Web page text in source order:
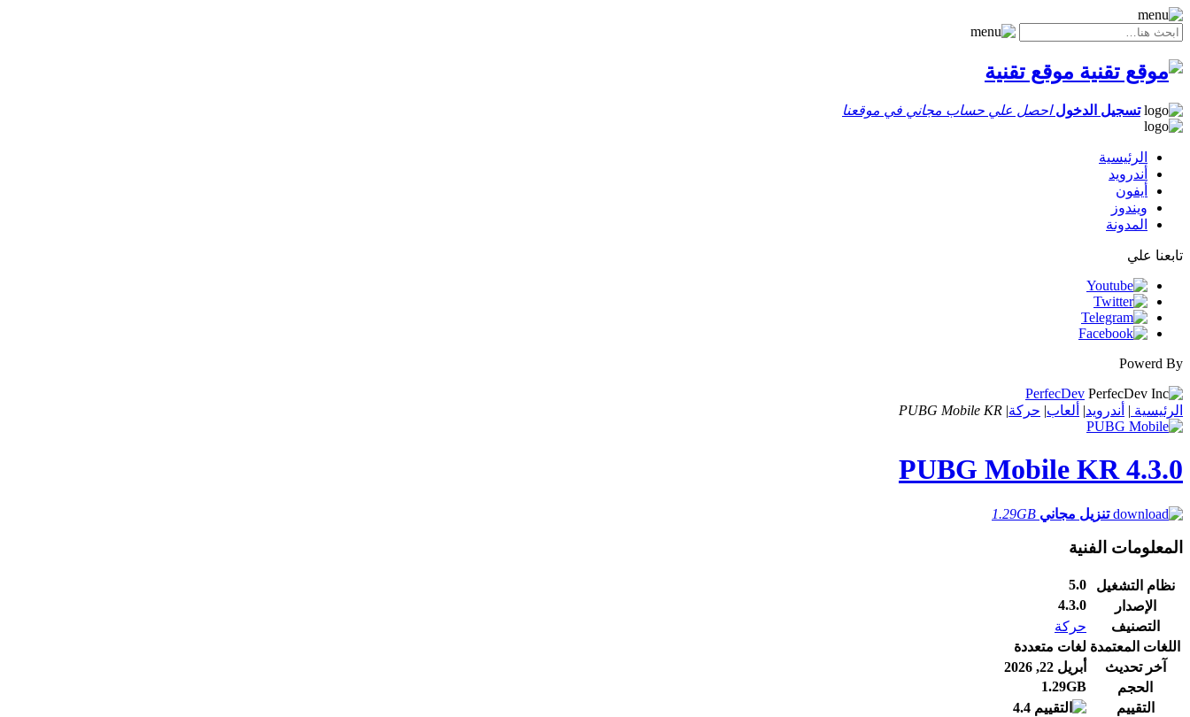
موقع تقنية
تسجيل الدخول احصل علي حساب مجاني في موقعنا
الرئيسية
أندرويد
أيفون
ويندوز
المدونة
تابعنا علي
Powerd By
PerfecDev
الرئيسية | أندرويد| ألعاب| حركة|
PUBG Mobile KR
PUBG Mobile KR 4.3.0
تنزيل مجاني 1.29GB
المعلومات الفنية
نظام التشغيل
5.0
الإصدار
4.3.0
التصنيف
حركة
اللغات المعتمدة لغات متعددة
آخر تحديث
أبريل 22, 2026
الحجم
1.29GB
التقييم